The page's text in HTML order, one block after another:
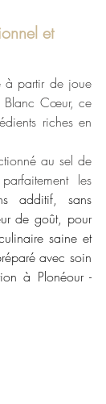
et
à partir de joue
Blanc Cœur, ce
riches en
au sel de
les
additif, sans
de goût, pour
saine et
avec soin
à Plonéour -